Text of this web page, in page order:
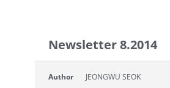
Newsletter 8.2014
Author JEONGWU SEOK